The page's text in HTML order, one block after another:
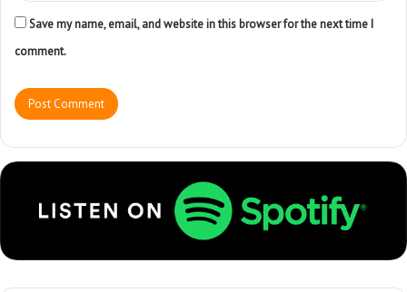
Save my name, email, and website in this browser for the next time I
comment.